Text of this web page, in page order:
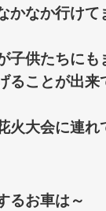
かなか行けて
子供たちにも
ることが出来
火大会に連れ
るお車は～